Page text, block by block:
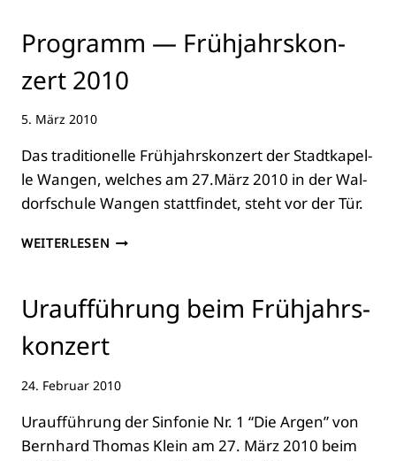
POR­
DES
TEN
BERN­
HARD
THO­
KLEIN
Pro­gramm — Früh­jahrs­kon­
zert 2010
5. März 2010
Das tra­di­tio­nel­le Früh­jahrs­kon­zert der Stadt­ka­pel­
le Wan­gen, wel­ches am 27.März 2010 in der Wal­
dorf­schu­le Wan­gen statt­fin­det, steht vor der Tür.
WEITERLESEN PRO­
FRÜH­
JAHRS­
ZERT
Urauf­füh­rung beim Früh­jahrs­
kon­zert
24. Februar 2010
Urauf­füh­rung der Sin­fo­nie Nr. 1 “Die Argen” von
Bern­hard Tho­mas Klein am 27. März 2010 beim